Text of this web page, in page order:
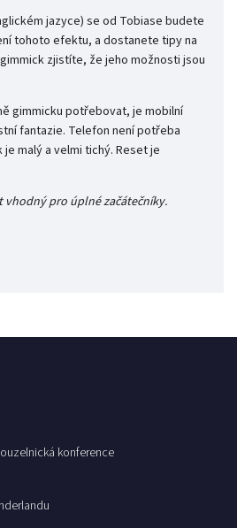
jazyce) se od Tobiase budete
tohoto efektu, a dostanete tipy na
zjistíte, že jeho možnosti jsou
gimmicku potřebovat, je mobilní
fantazie. Telefon není potřeba
malý a velmi tichý. Reset je
vhodný pro úplné začátečníky.
konference